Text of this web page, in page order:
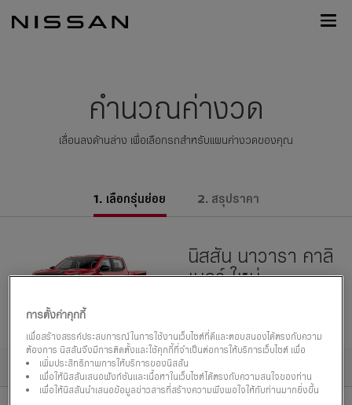
Footer
คำนวณค่างวด
เลื่อนลงด้านล่าง เพื่อเลือกรถสำหรับแผนค่างวดของคุณ
เลือกรุ่นย่อย สรุปราคา
นิสสัน นาวารา คาลิ
เบอร์ ใหม่
การตั้งค่าคุกกี้
เพื่อสร้างสรรค์ประสบการณ์ในการใช้งานเว็บไซต์ที่ดีและตอบสนองได้ตรงกับความ
ต้องการ นิสสันจึงมีการติดตั้งและใช้คุกกี้ที่จำเป็นต่อการให้บริการเว็บไซต์ เพื่อ
เพิ่มประสิทธิภาพการให้บริการของนิสสัน
เพื่อให้นิสสันเสนอฟังก์ชันและเนื้อหาในเว็บไซต์ได้ตรงกับความสนใจของท่าน
เพื่อให้นิสสันนำเสนอข้อมูลข่าวสารที่สร้างความพึงพอใจให้กับท่านมากยิ่งขึ้น